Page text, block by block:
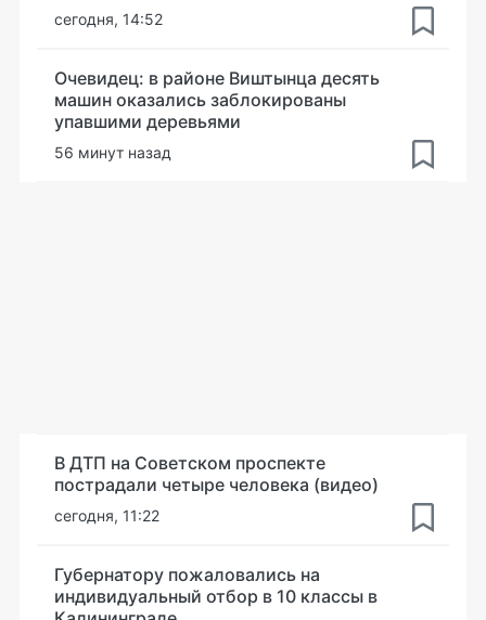
сегодня, 14:52
Очевидец: в районе Виштынца десять
машин оказались заблокированы
упавшими деревьями
56 минут назад
В ДТП на Советском проспекте
пострадали четыре человека (видео)
сегодня, 11:22
Губернатору пожаловались на
индивидуальный отбор в 10 классы в